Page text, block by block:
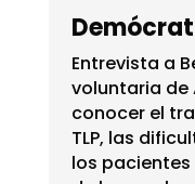
Entrevista a
voluntaria de
conocer el
TLP, las
los